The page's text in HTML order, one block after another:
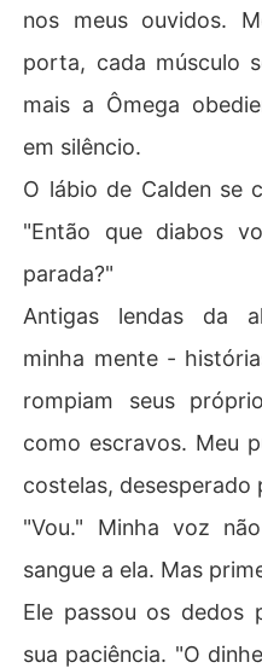
nos meus ouvidos.
porta, cada músculo
mais a Ômega
em silêncio.
O lábio de Calden se
"Então que diabos
parada?"
Antigas lendas da
minha mente -
rompiam seus
como escravos. Meu
costelas, desesperado
"Vou." Minha voz
sangue a ela. Mas
Ele passou os dedos
sua paciência. "O